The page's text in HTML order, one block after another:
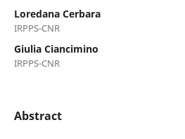
Loredana Cerbara
IRPPS-CNR
Giulia Ciancimino
IRPPS-CNR
Abstract